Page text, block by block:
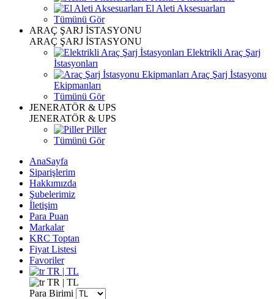
El Aleti Aksesuarları
Tümünü Gör
ARAÇ ŞARJ İSTASYONU
ARAÇ ŞARJ İSTASYONU
Elektrikli Araç Şarj
İstasyonları
Araç Şarj İstasyonu
Ekipmanları
Tümünü Gör
JENERATÖR & UPS
JENERATÖR & UPS
Piller
Tümünü Gör
AnaSayfa
Siparişlerim
Hakkımızda
Şubelerimiz
İletişim
Para Puan
Markalar
KRC Toptan
Fiyat Listesi
Favoriler
TR | TL
TR | TL
Para Birimi